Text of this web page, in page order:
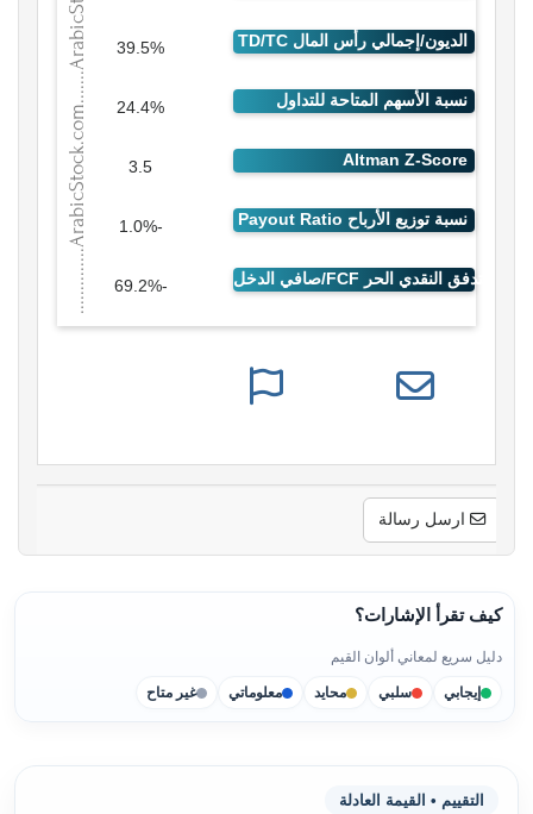
39.5%
24.4%
3.5
-1.0%
-69.2%
ارسل رسالة
كيف تقرأ الإشارات؟
دليل سريع لمعاني ألوان القيم
إيجابي سلبي محايد معلوماتي غير متاح
التقييم • القيمة العادلة